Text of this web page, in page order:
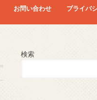
お問い合わせ プライバ
検索